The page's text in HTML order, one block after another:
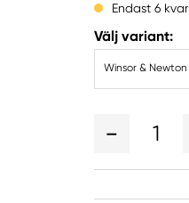
Endast 6 kvar
Välj variant:
Winsor &
1